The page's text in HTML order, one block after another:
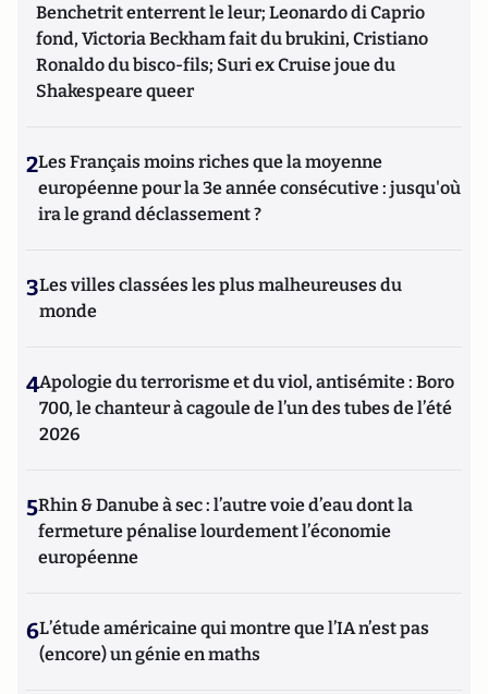
Benchetrit enterrent le leur; Leonardo di Caprio
fond, Victoria Beckham fait du brukini, Cristiano
Ronaldo du bisco-fils; Suri ex Cruise joue du
Shakespeare queer
2Les Français moins riches que la moyenne
européenne pour la 3e année consécutive : jusqu'où
ira le grand déclassement ?
3Les villes classées les plus malheureuses du
monde
4Apologie du terrorisme et du viol, antisémite : Boro
700, le chanteur à cagoule de l’un des tubes de l’été
2026
5Rhin & Danube à sec : l’autre voie d’eau dont la
fermeture pénalise lourdement l’économie
européenne
6L’étude américaine qui montre que l’IA n’est pas
(encore) un génie en maths